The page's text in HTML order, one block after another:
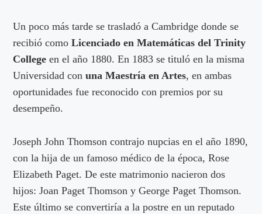
Un poco más tarde se trasladó a Cambridge donde se
recibió comoLicenciado en Matemáticas del Trinity
College en el año 1880. En 1883 se tituló en la misma
Universidad conuna Maestría en Artes, en ambas
oportunidades fue reconocido con premios por su
desempeño.
Joseph John Thomson contrajo nupcias en el año 1890,
con la hija de un famoso médico de la época, Rose
Elizabeth Paget. De este matrimonio nacieron dos
hijos: Joan Paget Thomson y George Paget Thomson.
Este último se convertiría a la postre en un reputado